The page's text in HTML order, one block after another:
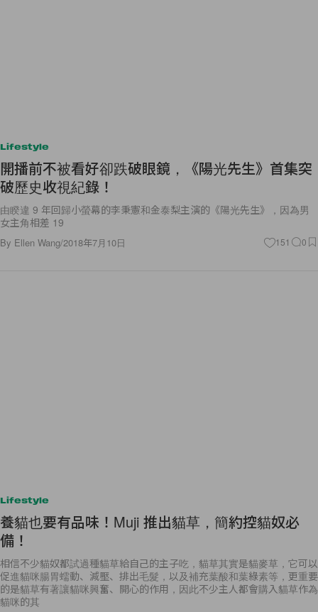
Lifestyle
開播前不被看好卻跌破眼鏡，《陽光先生》首集突
破歷史收視紀錄！
由睽違 9 年回歸小螢幕的李秉憲和金泰梨主演的《陽光先生》，因為男
女主角相差 19
By Ellen Wang/2018年7月10日 151 0
Lifestyle
養貓也要有品味！Muji 推出貓草，簡約控貓奴必
備！
相信不少貓奴都試過種貓草給自己的主子吃，貓草其實是貓麥草，它可以
促進貓咪腸胃蠕動、減壓、排出毛髮，以及補充葉酸和葉綠素等，更重要
的是貓草有著讓貓咪興奮、開心的作用，因此不少主人都會購入貓草作為
貓咪的其